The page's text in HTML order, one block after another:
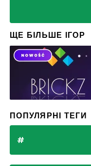
ЩЕ БІЛЬШЕ ІГОР
ПОПУЛЯРНІ ТЕГИ